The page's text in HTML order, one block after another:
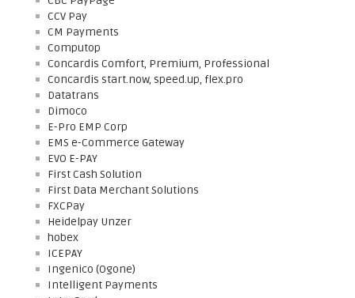
CCV Pay
CM Payments
Computop
Concardis Comfort, Premium, Professional
Concardis start.now, speed.up, flex.pro
Datatrans
Dimoco
E-Pro EMP Corp
EMS e-Commerce Gateway
EVO E-PAY
First Cash Solution
First Data Merchant Solutions
FXCPay
Heidelpay Unzer
hobex
ICEPAY
Ingenico (Ogone)
Intelligent Payments